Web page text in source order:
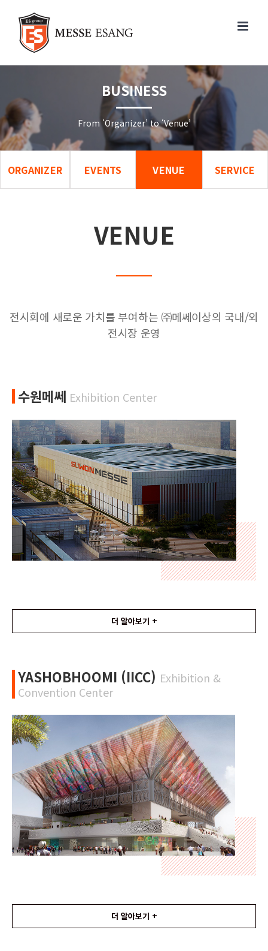
건
기
BUSINESS
From ‘Organizer’ to ‘Venue’
ORGANIZER EVENTS VENUE SERVICE
VENUE
전시회에 새로운 가치를 부여하는 ㈜메쎄이상의 국내/외
전시장 운영
수원메쎄 Exhibition Center
더 알아보기 +
YASHOBHOOMI (IICC) Exhibition &
Convention Center
더 알아보기 +